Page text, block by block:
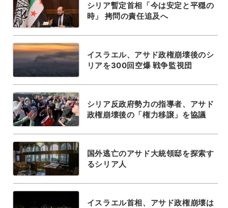
シリア暫定首相「今は安定と平穏の
時」 拷問の責任追及へ
イスラエル、アサド政権崩壊後のシ
リアを300回空爆 戦争監視団
シリア反政府勢力の指導者、アサド
政権崩壊後の「権力移譲」を協議
国外逃亡のアサド大統領邸を探索す
るシリア人
イスラエル首相、アサド政権崩壊は